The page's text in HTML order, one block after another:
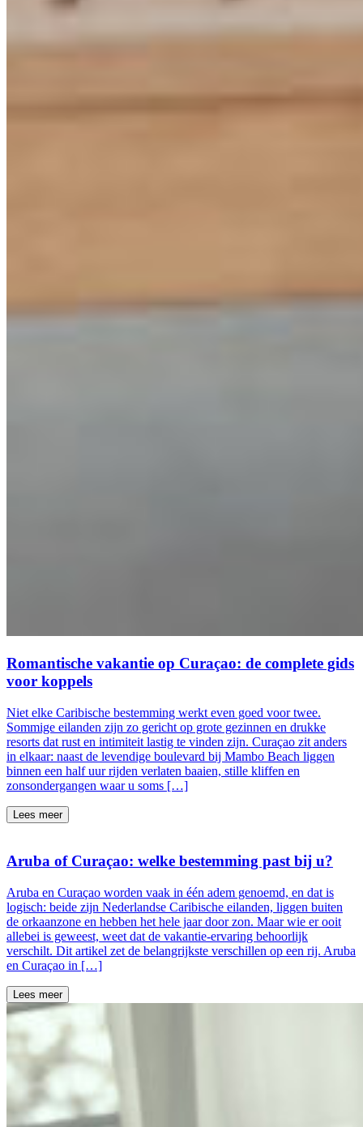
Romantische vakantie op Curaçao: de complete gids
voor koppels
Niet elke Caribische bestemming werkt even goed voor twee.
Sommige eilanden zijn zo gericht op grote gezinnen en drukke
resorts dat rust en intimiteit lastig te vinden zijn. Curaçao zit anders
in elkaar: naast de levendige boulevard bij Mambo Beach liggen
binnen een half uur rijden verlaten baaien, stille kliffen en
zonsondergangen waar u soms […]
Lees meer
Aruba of Curaçao: welke bestemming past bij u?
Aruba en Curaçao worden vaak in één adem genoemd, en dat is
logisch: beide zijn Nederlandse Caribische eilanden, liggen buiten
de orkaanzone en hebben het hele jaar door zon. Maar wie er ooit
allebei is geweest, weet dat de vakantie-ervaring behoorlijk
verschilt. Dit artikel zet de belangrijkste verschillen op een rij. Aruba
en Curaçao in […]
Lees meer